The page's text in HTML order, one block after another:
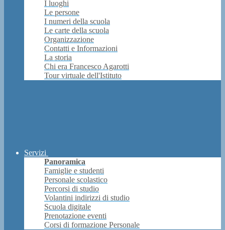
I luoghi
Le persone
I numeri della scuola
Le carte della scuola
Organizzazione
Contatti e Informazioni
La storia
Chi era Francesco Agarotti
Tour virtuale dell'Istituto
Servizi
Panoramica
Famiglie e studenti
Personale scolastico
Percorsi di studio
Volantini indirizzi di studio
Scuola digitale
Prenotazione eventi
Corsi di formazione Personale